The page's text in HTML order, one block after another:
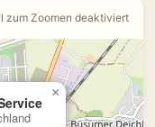
zum Zoomen deaktiviert
×